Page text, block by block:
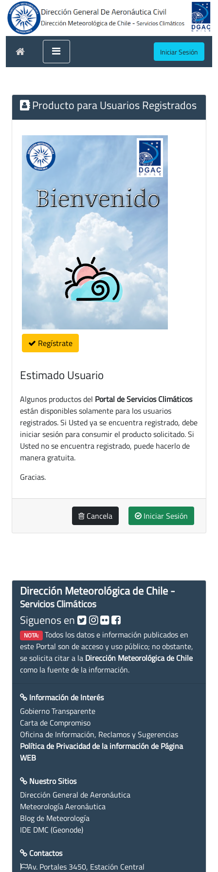
Iniciar Sesión
Producto para Usuarios Registrados
Regístrate
Estimado Usuario
Algunos productos del Portal de Servicios Climáticos
están disponibles solamente para los usuarios
registrados. Si Usted ya se encuentra registrado, debe
iniciar sesión para consumir el producto solicitado. Si
Usted no se encuentra registrado, puede hacerlo de
manera gratuita.
Gracias.
Cancela Iniciar Sesión
Dirección Meteorológica de Chile -
Servicios Climáticos
Siguenos en
NOTA: Todos los datos e información publicados en
este Portal son de acceso y uso público; no obstante,
se solicita citar a la Dirección Meteorológica de Chile
como la fuente de la información.
Información de Interés
Gobierno Transparente
Carta de Compromiso
Oficina de Información, Reclamos y Sugerencias
Política de Privacidad de la información de Página
WEB
Nuestro Sitios
Dirección General de Aeronáutica
Meteorología Aeronáutica
Blog de Meteorología
IDE DMC (Geonode)
Contactos
Av. Portales 3450, Estación Central